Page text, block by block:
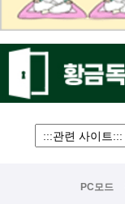
PC모드